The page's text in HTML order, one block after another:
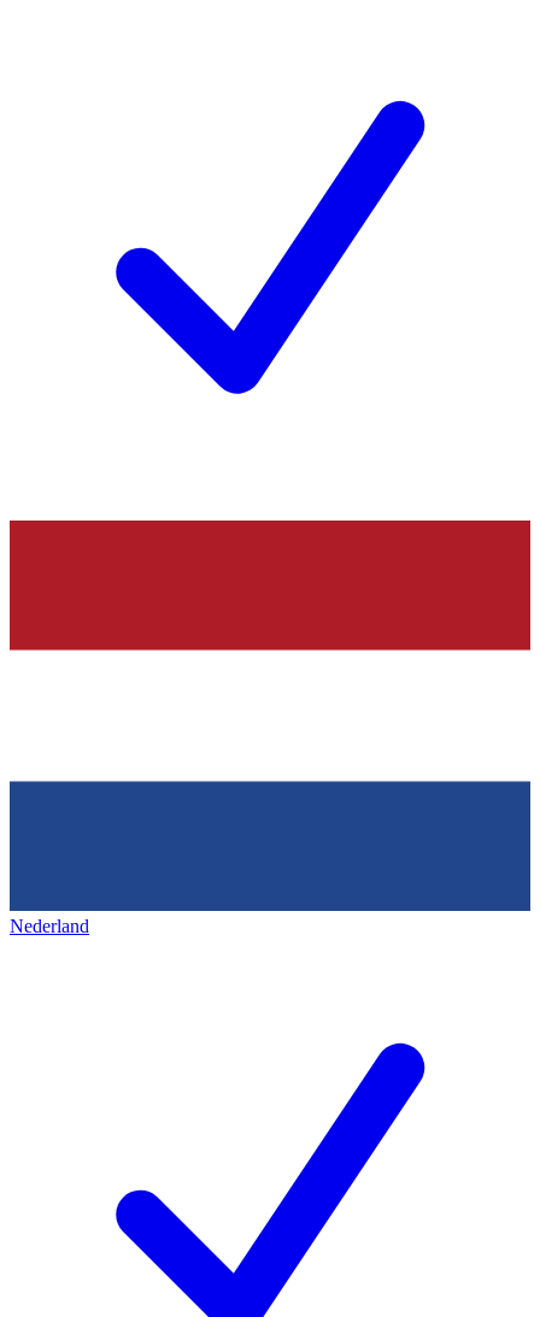
Nederland